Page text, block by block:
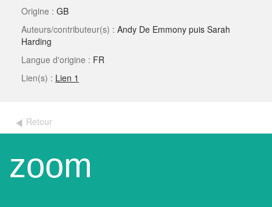
Origine : GB
Auteurs/contributeur(s) : Andy De Emmony puis Sarah
Harding
Langue d'origine : FR
Lien(s) : Lien 1
Retour
zoom